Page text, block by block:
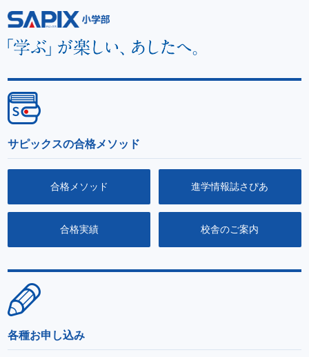
サピックスの合格メソッド
合格メソッド 進学情報誌さぴあ
合格実績 校舎のご案内
各種お申し込み